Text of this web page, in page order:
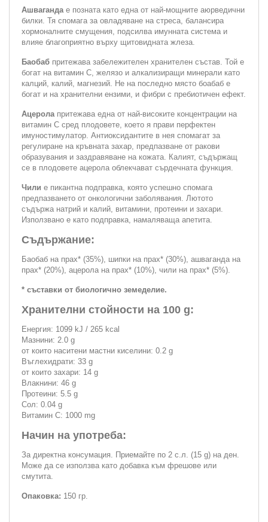
Ашваганда е позната като една от най-мощните аюрведични
билки. Тя спомага за овладяване на стреса, балансира
хормоналните смущения, подсилва имунната система и
влияе благоприятно върху щитовидната жлеза.
Баобаб притежава забележителен хранителен състав. Той е
богат на витамин C, желязо и алкализиращи минерали като
калций, калий, магнезий. Не на последно място боабаб е
богат и на хранителни ензими, и фибри с пребиотичен ефект.
Ацерола притежава една от най-високите концентрации на
витамин С сред плодовете, което я прави перфектен
имуностимулатор. Антиоксидантите в нея спомагат за
регулиране на кръвната захар, предпазване от ракови
образувания и заздравяване на кожата. Калият, съдържащ
се в плодовете ацерола облекчават сърдечната функция.
Чили е пикантна подправка, която успешно спомага
предпазването от онкологични заболявания. Лютото
съдържа натрий и калий, витамини, протеини и захари.
Използвано е като подправка, намаляваща апетита.
Съдържание:
Баобаб на прах* (35%), шипки на прах* (30%), ашваганда на
прах* (20%), ацерола на прах* (10%), чили на прах* (5%).
* съставки от биологично земеделие.
Хранителни стойности на 100 g:
Енергия: 1099 kJ / 265 kcal
Мазнини: 2.0 g
от които наситени мастни киселини: 0.2 g
Въглехидрати: 33 g
от които захари: 14 g
Влакнини: 46 g
Протеини: 5.5 g
Сол: 0.04 g
Витамин С: 1000 mg
Начин на употреба:
За директна консумация. Приемайте по 2 с.л. (15 g) на ден.
Може да се използва като добавка към фрешове или
смутита.
Опаковка: 150 гр.